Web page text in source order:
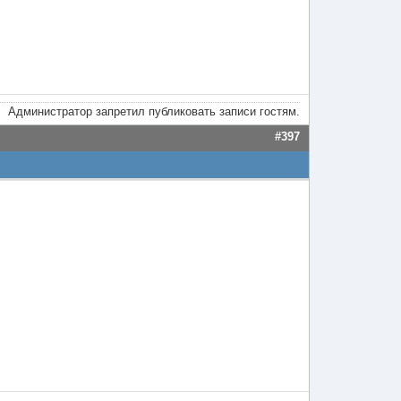
Администратор запретил публиковать записи гостям.
#397